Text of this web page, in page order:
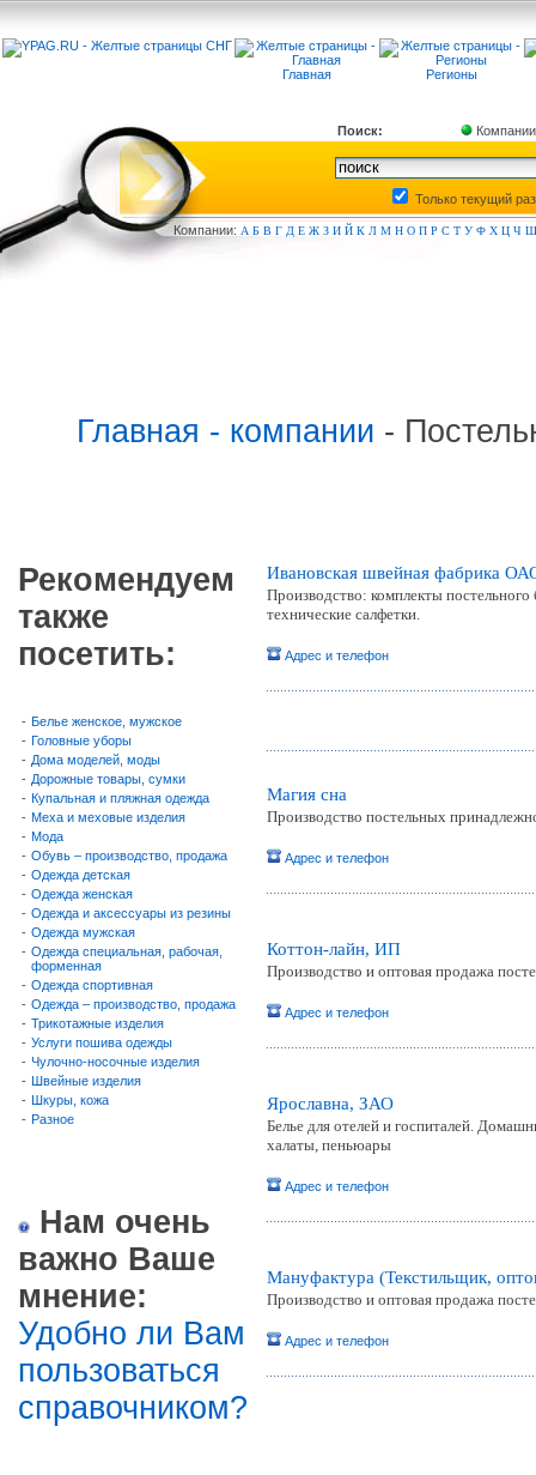
Главная Регионы
Поиск: Компании
Только текущий
Компании: А Б В Г Д Е Ж З И Й К Л М Н О П Р С Т У Ф Х Ц Ч Ш
Главная - компании -
Рекомендуем
также
посетить:
- Белье женское, мужское
- Головные уборы
- Дома моделей, моды
- Дорожные товары, сумки
- Купальная и пляжная одежда
- Меха и меховые изделия
- Мода
- Обувь – производство, продажа
- Одежда детская
- Одежда женская
- Одежда и аксессуары из резины
- Одежда мужская
- Одежда специальная, рабочая,
форменная
- Одежда спортивная
- Одежда – производство, продажа
- Трикотажные изделия
- Услуги пошива одежды
- Чулочно-носочные изделия
- Швейные изделия
- Шкуры, кожа
- Разное
Нам очень
важно Ваше
мнение:
Удобно ли Вам
пользоваться
справочником?
Ивановская швейная фабрика
Производство: комплекты
технические салфетки.
Адрес и телефон
Магия сна
Производство постельных
Адрес и телефон
Коттон-лайн, ИП
Производство и оптовая продажа
Адрес и телефон
Ярославна, ЗАО
Белье для отелей и госпиталей.
халаты, пеньюары
Адрес и телефон
Мануфактура (Текстильщик,
Производство и оптовая продажа
Адрес и телефон